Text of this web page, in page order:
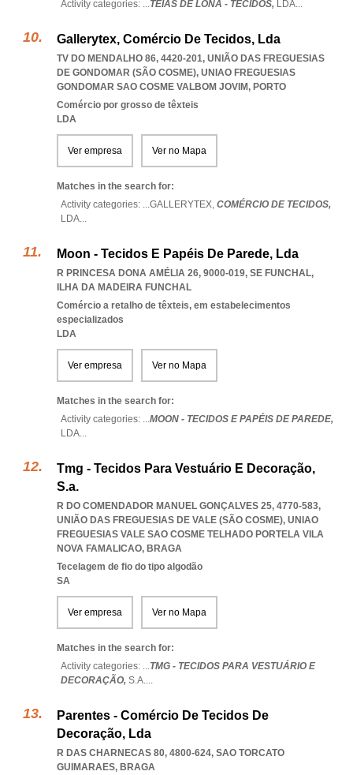
Activity categories: ...TEIAS DE LONA - TECIDOS, LDA...
Gallerytex, Comércio De Tecidos, Lda
TV DO MENDALHO 86, 4420-201, UNIÃO DAS FREGUESIAS
DE GONDOMAR (SÃO COSME), UNIAO FREGUESIAS
GONDOMAR SAO COSME VALBOM JOVIM, PORTO
Comércio por grosso de têxteis
LDA
Ver empresa Ver no Mapa
Matches in the search for:
Activity categories: ...GALLERYTEX, COMÉRCIO DE TECIDOS,
LDA...
Moon - Tecidos E Papéis De Parede, Lda
R PRINCESA DONA AMÉLIA 26, 9000-019, SE FUNCHAL,
ILHA DA MADEIRA FUNCHAL
Comércio a retalho de têxteis, em estabelecimentos
especializados
LDA
Ver empresa Ver no Mapa
Matches in the search for:
Activity categories: ...MOON - TECIDOS E PAPÉIS DE PAREDE,
LDA...
Tmg - Tecidos Para Vestuário E Decoração,
S.a.
R DO COMENDADOR MANUEL GONÇALVES 25, 4770-583,
UNIÃO DAS FREGUESIAS DE VALE (SÃO COSME), UNIAO
FREGUESIAS VALE SAO COSME TELHADO PORTELA VILA
NOVA FAMALICAO, BRAGA
Tecelagem de fio do tipo algodão
SA
Ver empresa Ver no Mapa
Matches in the search for:
Activity categories: ...TMG - TECIDOS PARA VESTUÁRIO E
DECORAÇÃO, S.A....
Parentes - Comércio De Tecidos De
Decoração, Lda
R DAS CHARNECAS 80, 4800-624, SAO TORCATO
GUIMARAES, BRAGA